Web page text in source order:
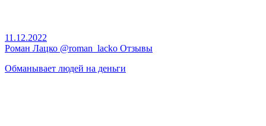
11.12.2022
Роман Лацко @roman_lacko Отзывы
Обманывает людей на деньги